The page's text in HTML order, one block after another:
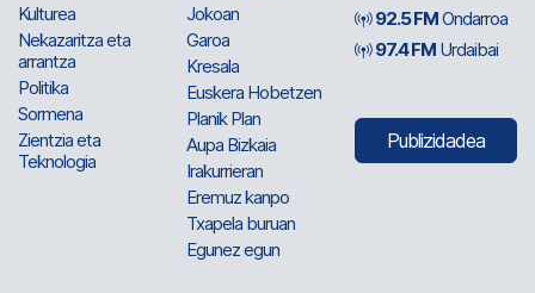
Kulturea
Nekazaritza eta
arrantza
Politika
Sormena
Zientzia eta
Teknologia
Jokoan
Garoa
Kresala
Euskera Hobetzen
Planik Plan
Aupa Bizkaia
Irakurrieran
Eremuz kanpo
Txapela buruan
Egunez egun
92.5 FMOndarroa
97.4 FM Urdaibai
Publizidadea